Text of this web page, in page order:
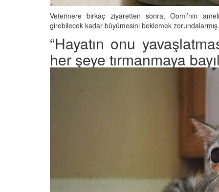
Veterinere birkaç ziyaretten sonra, Oomi’nin
girebilecek kadar büyümesini beklemek zorundalarmış.
“Hayatın onu
her şeye tırmanmaya